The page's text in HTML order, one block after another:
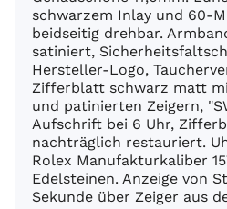
schwarzem Inlay und 60-
beidseitig drehbar.
satiniert,
Hersteller-Logo,
Zifferblatt schwarz matt
und patinierten Zeigern,
Aufschrift bei 6 Uhr,
nachträglich restauriert.
Rolex Manufakturkaliber
Edelsteinen. Anzeige von
Sekunde über Zeiger aus